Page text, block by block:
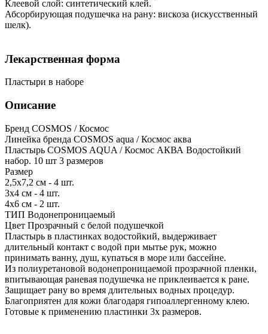
Клеевой слой: синтетический клей.
Абсорбирующая подушечка на рану: вискоза (искусственный
шелк).
Лекарственная форма
Пластыри в наборе
Описание
Бренд COSMOS / Космос
Линейка бренда COSMOS aqua / Космос аква
Пластырь COSMOS AQUA / Космос АКВА Водостойкий
набор. 10 шт 3 размеров
Размер
2,5х7,2 см - 4 шт.
3х4 см - 4 шт.
4х6 см - 2 шт.
ТИП Водонепроницаемый
Цвет Прозрачный с белой подушечкой
Пластырь в пластинках водостойкий, выдерживает
длительный контакт с водой при мытье рук, можно
принимать ванну, душ, купаться в море или бассейне.
Из полиуретановой водонепроницаемой прозрачной пленки,
впитывающая раневая подушечка не приклеивается к ране.
Защищает рану во время длительных водных процедур.
Благоприятен для кожи благодаря гипоаллергенному клею.
Готовые к применению пластинки 3х размеров.